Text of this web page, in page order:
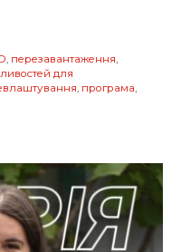
, перезавантаження,
для
, програма,